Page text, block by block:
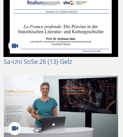
Sa-Uni SoSe 26 (13) Gelz